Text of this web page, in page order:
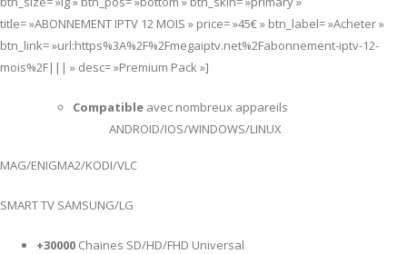
title= »ABONNEMENT IPTV 12 MOIS » price= »45€ » btn_label= »Acheter »
btn_link= »url:https%3A%2F%2Fmegaiptv.net%2Fabonnement-iptv-12-
mois%2F||| » desc= »Premium Pack »]
Compatible avec nombreux appareils
ANDROID/IOS/WINDOWS/LINUX
MAG/ENIGMA2/KODI/VLC
SMART TV SAMSUNG/LG
+30000 Chaines SD/HD/FHD Universal